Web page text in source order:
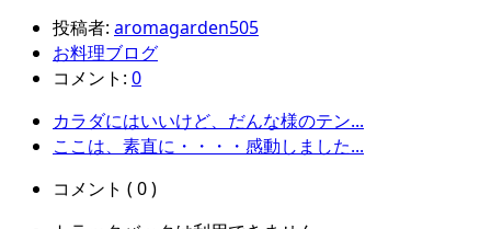
投稿者: aromagarden505
お料理ブログ
コメント: 0
カラダにはいいけど、だんな様のテン...
ここは、素直に・・・・感動しました...
コメント ( 0 )